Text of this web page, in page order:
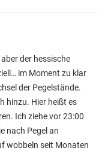
der hessische
im Moment zu klar
der Pegelstände.
hinzu. Hier heißt es
Ich ziehe vor 23:00
nach Pegel an
wobbeln seit Monaten